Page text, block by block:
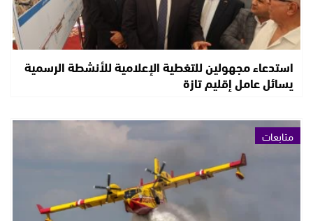
استدعاء مجهولين للتغطية الإعلامية للأنشطة الرسمية
يسائل عامل إقليم تازة
متابعات